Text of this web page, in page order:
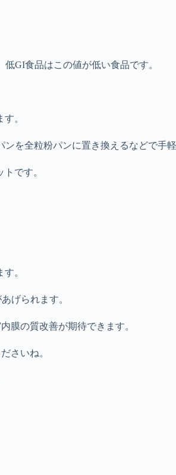
GI食品はこの値が低い食品です。
。
を全粒粉パンに置き換えるなどで手
です。
。
げられます。
膜の質改善が期待できます。
さいね。